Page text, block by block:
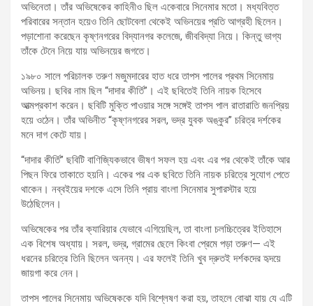
অভিনেতা। তাঁর অভিষেকের কাহিনীও ছিল একেবারে সিনেমার মতো। মধ্যবিত্ত
পরিবারের সন্তান হয়েও তিনি ছোটবেলা থেকেই অভিনয়ের প্রতি আগ্রহী ছিলেন।
পড়াশোনা করেছেন কৃষ্ণনগরের বিদ্যানগর কলেজে, জীববিদ্যা নিয়ে। কিন্তু ভাগ্য
তাঁকে টেনে নিয়ে যায় অভিনয়ের জগতে।
১৯৮০ সালে পরিচালক তরুণ মজুমদারের হাত ধরে তাপস পালের প্রথম সিনেমায়
অভিনয়। ছবির নাম ছিল “দাদার কীর্তি”। এই ছবিতেই তিনি নায়ক হিসেবে
আত্মপ্রকাশ করেন। ছবিটি মুক্তি পাওয়ার সঙ্গে সঙ্গেই তাপস পাল রাতারাতি জনপ্রিয়
হয়ে ওঠেন। তাঁর অভিনীত “কৃষ্ণনগরের সরল, ভদ্র যুবক অঙ্কুর” চরিত্র দর্শকের
মনে দাগ কেটে যায়।
“দাদার কীর্তি” ছবিটি বাণিজ্যিকভাবে ভীষণ সফল হয় এবং এর পর থেকেই তাঁকে আর
পিছন ফিরে তাকাতে হয়নি। একের পর এক ছবিতে তিনি নায়ক চরিত্রে সুযোগ পেতে
থাকেন। নব্বইয়ের দশকে এসে তিনি প্রায় বাংলা সিনেমার সুপারস্টার হয়ে
উঠেছিলেন।
অভিষেকের পর তাঁর ক্যারিয়ার যেভাবে এগিয়েছিল, তা বাংলা চলচ্চিত্রের ইতিহাসে
এক বিশেষ অধ্যায়। সরল, ভদ্র, গ্রামের ছেলে কিংবা প্রেমে পড়া তরুণ— এই
ধরনের চরিত্রে তিনি ছিলেন অনন্য। এর ফলেই তিনি খুব দ্রুতই দর্শকদের হৃদয়ে
জায়গা করে নেন।
তাপস পালের সিনেমায় অভিষেককে যদি বিশ্লেষণ করা হয়, তাহলে বোঝা যায় যে এটি